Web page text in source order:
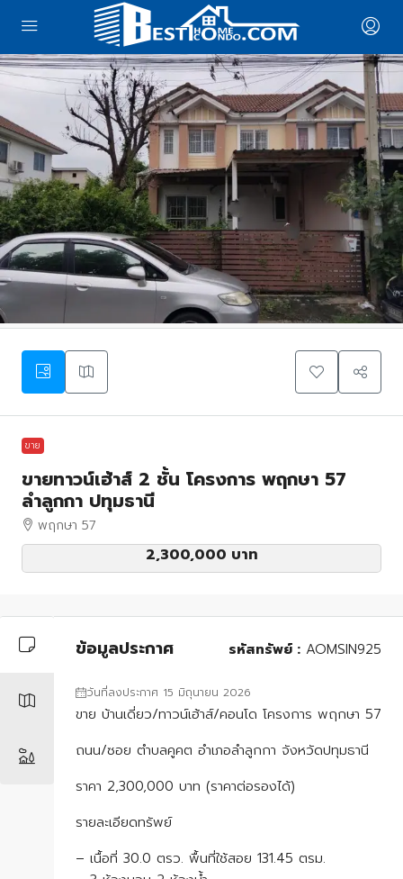
ขาย
ขายทาวน์เฮ้าส์ 2 ชั้น โครงการ พฤกษา 57
ลำลูกกา ปทุมธานี
พฤกษา 57
2,300,000 บาท
ข้อมูลประกาศ รหัสทรัพย์ : AOMSIN925
วันที่ลงประกาศ 15 มิถุนายน 2026
ขาย บ้านเดี่ยว/ทาวน์เฮ้าส์/คอนโด โครงการ พฤกษา 57
ถนน/ซอย ตำบลคูคต อำเภอลำลูกกา จังหวัดปทุมธานี
ราคา 2,300,000 บาท (ราคาต่อรองได้)
รายละเอียดทรัพย์
– เนื้อที่ 30.0 ตรว. พื้นที่ใช้สอย 131.45 ตรม.